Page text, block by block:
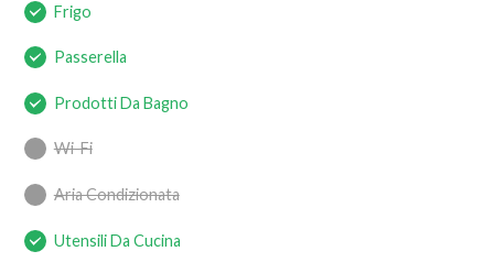
Frigo
Passerella
Prodotti Da Bagno
Wi-Fi
Aria Condizionata
Utensili Da Cucina